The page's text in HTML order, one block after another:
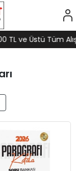
TL ve Üstü Tüm